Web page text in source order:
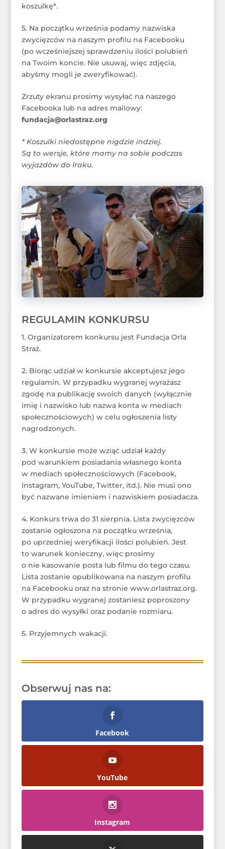
koszulkę*.
5. Na początku września podamy nazwiska
zwycięzców na naszym profilu na Facebooku
(po wcześniejszej sprawdzeniu ilości polubień
na Twoim koncie. Nie usuwaj, więc zdjęcia,
abyśmy mogli je zweryfikować).
Zrzuty ekranu prosimy wysyłać na naszego
Facebooka lub na adres mailowy:
fundacja@orlastraz.org
* Koszulki niedostępne nigdzie indziej.
Są to wersje, które mamy na sobie podczas
wyjazdów do Iraku.
REGULAMIN KONKURSU
1. Organizatorem konkursu jest Fundacja Orla
Straż.
2. Biorąc udział w konkursie akceptujesz jego
regulamin. W przypadku wygranej wyrażasz
zgodę na publikację swoich danych (wyłącznie
imię i nazwisko lub nazwa konta w mediach
społecznościowych) w celu ogłoszenia listy
nagrodzonych.
3. W konkursie może wziąć udział każdy
pod warunkiem posiadania własnego konta
w mediach społecznościowych (Facebook,
Instagram, YouTube, Twitter, itd.). Nie musi ono
być nazwane imieniem i nazwiskiem posiadacza.
4. Konkurs trwa do 31 sierpnia. Lista zwycięzców
zostanie ogłoszona na początku września,
po uprzedniej weryfikacji ilości polubień. Jest
to warunek konieczny, więc prosimy
o nie kasowanie posta lub filmu do tego czasu.
Lista zostanie opublikowana na naszym profilu
na Facebooku oraz na stronie www.orlastraz.org.
W przypadku wygranej zostaniesz poproszony
o adres do wysyłki oraz podanie rozmiaru.
5. Przyjemnych wakacji.
Obserwuj nas na:
Facebook
YouTube
Instagram